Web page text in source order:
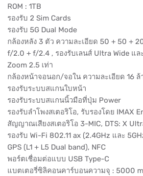
ROM : 1TB
รองรับ 2 Sim Cards
รองรับ 5G Dual Mode
กล้องหลัง 3 ตัว ความละเอียด 50 + 50 +
f/2.0 + f/2.4 , รองรับเลนส์ Ultra Wide แล
Zoom 2.5 เท่า
กล้องหน้าจอนอก/จอใน ความละเอียด 16
รองรับระบบสแกนใบหน้า
รองรับระบบสแกนนิ้วมือที่ปุ่ม Power
รองรับลำโพงสเตอริโอ, รับรองโดย IMAX
สัญญาณเสียงสเตอริโอ 3-MIC, DTS: X
รองรับ Wi-Fi 802.11 ax (2.4GHz และ
GPS (L1 + L5 Dual band), NFC
พอร์ตเชื่อมต่อแบบ USB Type-C
แบตเตอรี่ซิลิคอนคาร์บอนความจุ : 5000